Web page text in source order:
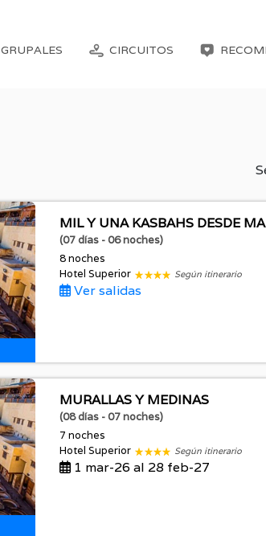
GRUPALES CIRCUITOS
MIL Y UNA KASBAHS DESDE
(07 días - 06 noches)
8 noches
Hotel Superior
Según itinerario
Ver salidas
MURALLAS Y MEDINAS
(08 días - 07 noches)
7 noches
Hotel Superior
Según itinerario
1 mar-26 al 28 feb-27